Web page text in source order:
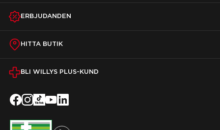
ERBJUDANDEN
HITTA BUTIK
BLI WILLYS PLUS-KUND